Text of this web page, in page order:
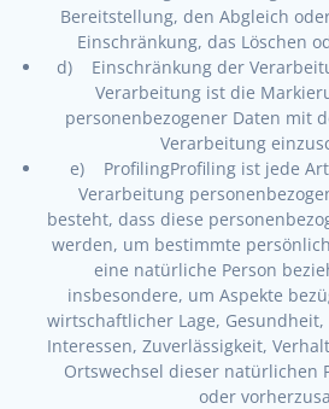
Bereitstellung, den Abgleich
Einschränkung, das Löschen
d) Einschränkung der
Verarbeitung ist die
personenbezogener Daten mit
Verarbeitung
e) ProfilingProfiling ist jede
Verarbeitung
besteht, dass diese
werden, um bestimmte
eine natürliche Person
insbesondere, um Aspekte
wirtschaftlicher Lage,
Interessen, Zuverlässigkeit,
Ortswechsel dieser natürlichen
oder